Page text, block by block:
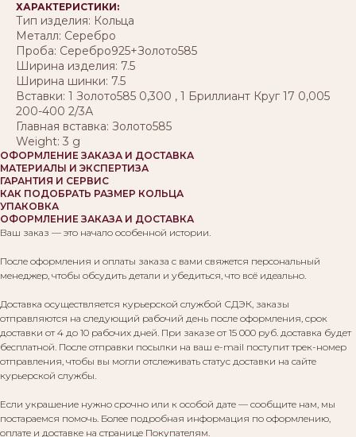
ХАРАКТЕРИСТИКИ:
Тип изделия: Кольца
Металл: Серебро
Проба: Серебро925+Золото585
Ширина изделия: 7.5
Ширина шинки: 7.5
Вставки: 1 Золото585 0,300 , 1 Бриллиант Круг 17 0,005
200-400 2/3А
Главная вставка: Золото585
Weight: 3 g
ОФОРМЛЕНИЕ ЗАКАЗА И ДОСТАВКА
МАТЕРИАЛЫ И ЭКСПЕРТИЗА
ГАРАНТИЯ И СЕРВИС
КАК ПОДОБРАТЬ РАЗМЕР КОЛЬЦА
УПАКОВКА
ОФОРМЛЕНИЕ ЗАКАЗА И ДОСТАВКА
Ваш заказ — это начало особенной истории.
После оформления и оплаты заказа с вами свяжется персональный
менеджер, чтобы обсудить детали и убедиться, что всё идеально.
Доставка осуществляется курьерской службой СДЭК, заказы
отправляются на следующий рабочий день после оформления, срок
доставки от 4 до 10 рабочих дней. При заказе от 15 000 руб. доставка будет
бесплатной. После отправки посылки на ваш e-mail поступит трек-номер
отправления, чтобы вы могли отслеживать статус доставки на сайте
курьерской службы.
Если украшение нужно срочно или к особой дате — сообщите нам, мы
постараемся помочь. Более подробная информация по оформлению,
оплате и доставке на странице Покупателям.